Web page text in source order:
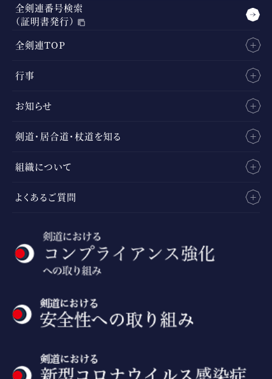
全剣連番号検索
（証明書発行）
全剣連TOP
行事
お知らせ
剣道・居合道・杖道を知る
組織について
よくあるご質問